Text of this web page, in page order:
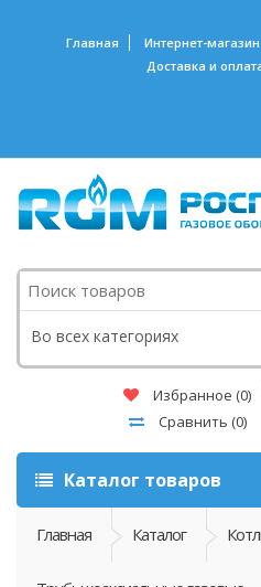
Главная Интернет-магазин
Доставка и
Поиск
Во всех категориях
Избранное (0)
Сравнить (0)
Каталог товаров
Главная Каталог